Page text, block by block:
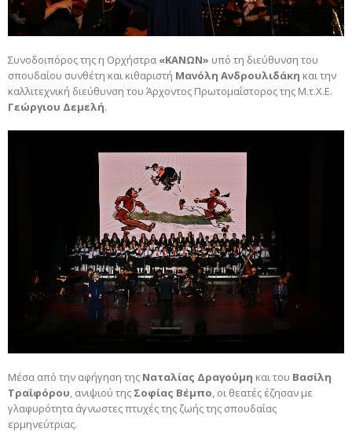
Συνοδοιπόρος της η Ορχήστρα «ΚΑΝΩΝ» υπό τη διεύθυνση του
σπουδαίου συνθέτη και κιθαριστή Μανόλη Ανδρουλιδάκη και την
καλλιτεχνική διεύθυνση του Άρχοντος Πρωτομαΐστορος της Μ.τ.Χ.Ε.
Γεώργιου Δεμελή.
Μέσα από την αφήγηση της Ναταλίας Δραγούμη και του Βασίλη
Τραϊφόρου, ανιψιού της Σοφίας Βέμπο, οι θεατές έζησαν με
γλαφυρότητα άγνωστες πτυχές της ζωής της σπουδαίας
ερμηνεύτριας.